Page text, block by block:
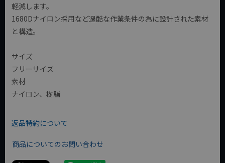
軽減します。
1680Dナイロン採用など過酷な作業条件の為に設計された素材
と構造。
サイズ
フリーサイズ
素材
ナイロン、樹脂
返品特約について
商品についてのお問い合わせ